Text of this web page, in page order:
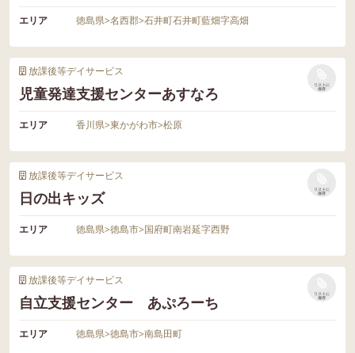
エリア 徳島県>名西郡>石井町石井町藍畑字高畑
放課後等デイサービス
児童発達支援センターあすなろ
リストに
保存
エリア 香川県>東かがわ市>松原
放課後等デイサービス
日の出キッズ
リストに
保存
エリア 徳島県>徳島市>国府町南岩延字西野
放課後等デイサービス
自立支援センター あぷろーち
リストに
保存
エリア 徳島県>徳島市>南島田町